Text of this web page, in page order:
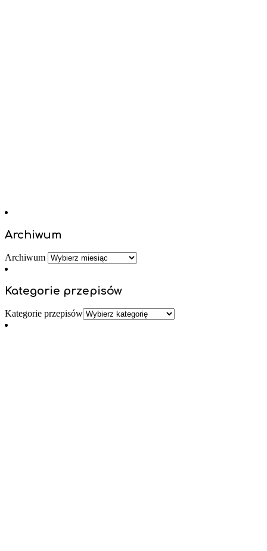
Archiwum
Archiwum
Kategorie przepisów
Kategorie przepisów